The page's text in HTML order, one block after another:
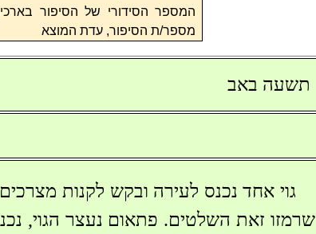
המספר הסידורי של הסיפור
מספר/ת הסיפור, עדת המוצא
תשעה באב
גוי אחד נכנס לעירה ובקש לקנות מצרכים
שרמזו זאת השלטים. פתאום נעצר הגוי,